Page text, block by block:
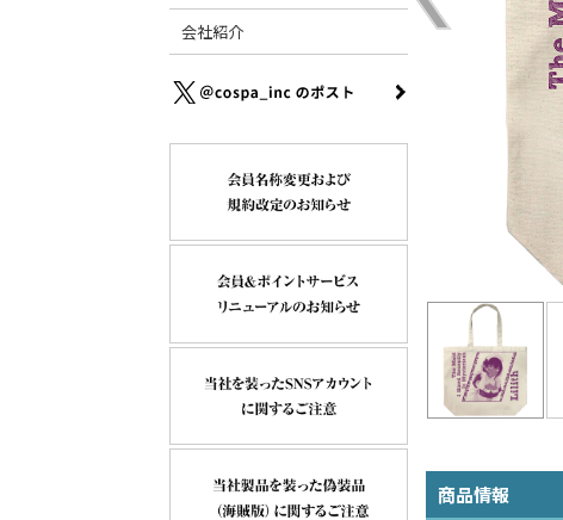
会社紹介
商品情報